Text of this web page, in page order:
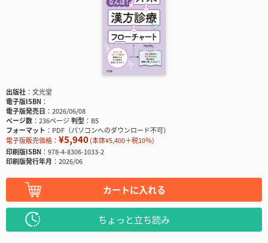
出版社
文光堂
電子版ISBN
電子版発売日
2026/06/08
ページ数
236ページ判型
B5
フォーマット
PDF（パソコンへのダウンロード不可）
電子版販売価格： ¥5,940(本体¥5,400＋税10％)
印刷版ISBN
978-4-8306-1033-2
印刷版発行年月
2026/06
カートに入れる
ちょっと立ち読み